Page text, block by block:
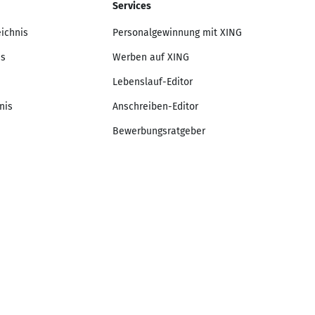
Services
Personalgewinnung mit XING
Werben auf XING
Lebenslauf-Editor
Anschreiben-Editor
Bewerbungsratgeber